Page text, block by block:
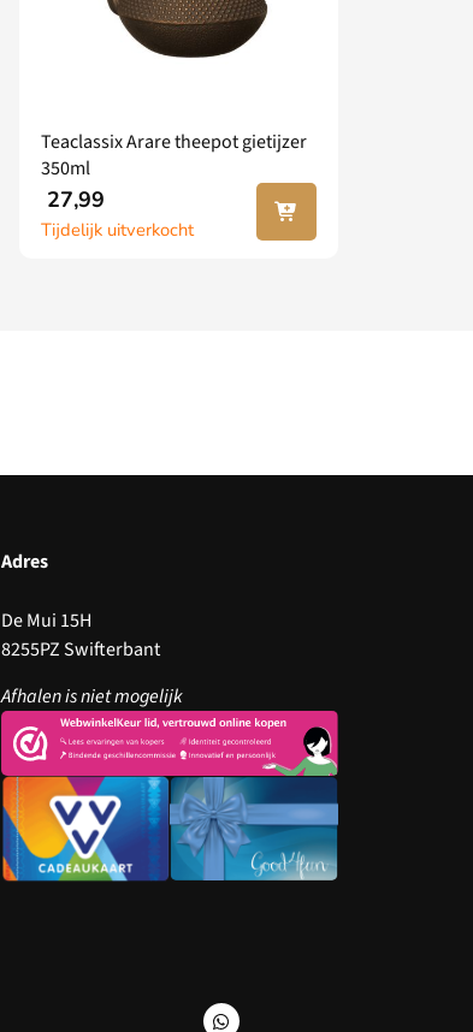
Teaclassix Arare theepot gietijzer
350ml
27,99
Tijdelijk uitverkocht
Lees
verder
Adres
De Mui 15H
8255PZ Swifterbant
Afhalen is niet mogelijk